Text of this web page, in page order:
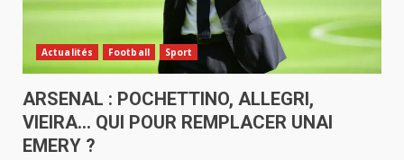
Actualités Football Sport
ARSENAL : POCHETTINO, ALLEGRI,
VIEIRA… QUI POUR REMPLACER UNAI
EMERY ?